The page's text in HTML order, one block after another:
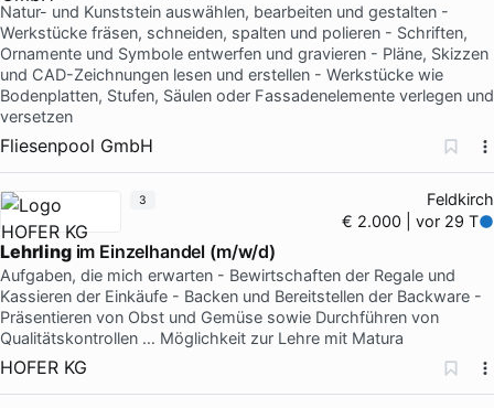
Natur- und Kunststein auswählen, bearbeiten und gestalten -
Werkstücke fräsen, schneiden, spalten und polieren - Schriften,
Ornamente und Symbole entwerfen und gravieren - Pläne, Skizzen
und CAD-Zeichnungen lesen und erstellen - Werkstücke wie
Bodenplatten, Stufen, Säulen oder Fassadenelemente verlegen und
versetzen
Fliesenpool GmbH
Feldkirch
€ 2.000 | vor 29 T
Lehrlingim Einzelhandel (m/w/d)
Aufgaben, die mich erwarten - Bewirtschaften der Regale und
Kassieren der Einkäufe - Backen und Bereitstellen der Backware -
Präsentieren von Obst und Gemüse sowie Durchführen von
Qualitätskontrollen … Möglichkeit zur Lehre mit Matura
HOFER KG
3